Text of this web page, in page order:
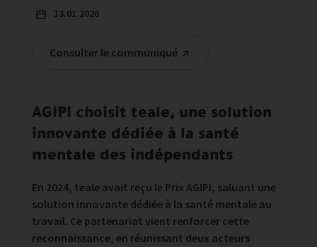
Consulter le communiqué
13.01.2026
AGIPI choisit teale, une solution
innovante dédiée à la santé
mentale des indépendants
En 2024, teale avait reçu le Prix AGIPI, saluant une
solution innovante dédiée à la santé mentale au
travail. Ce partenariat vient renforcer cette
reconnaissance, en réunissant deux acteurs